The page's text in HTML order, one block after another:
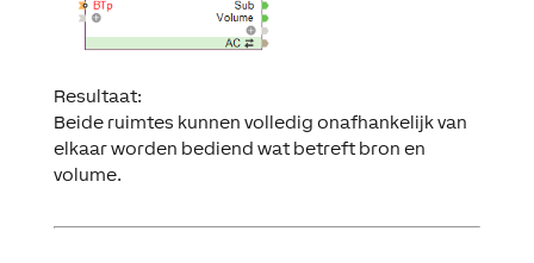
Resultaat:
Beide ruimtes kunnen volledig onafhankelijk van
elkaar worden bediend wat betreft bron en
volume.